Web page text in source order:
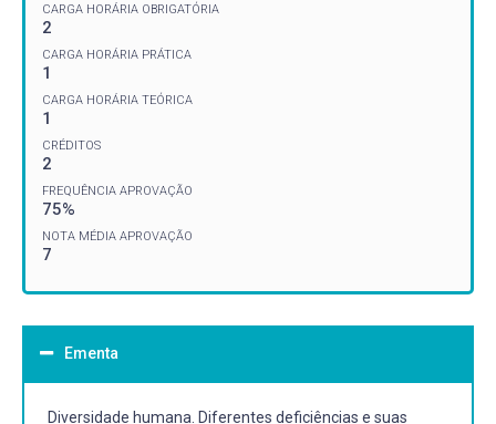
CARGA HORÁRIA OBRIGATÓRIA
2
CARGA HORÁRIA PRÁTICA
1
CARGA HORÁRIA TEÓRICA
1
CRÉDITOS
2
FREQUÊNCIA APROVAÇÃO
75%
NOTA MÉDIA APROVAÇÃO
7
Ementa
Diversidade humana. Diferentes deficiências e suas